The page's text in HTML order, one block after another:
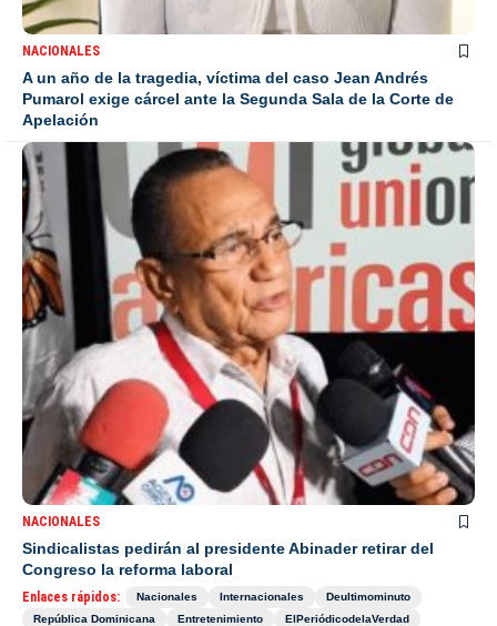
NACIONALES
A un año de la tragedia, víctima del caso Jean Andrés
Pumarol exige cárcel ante la Segunda Sala de la Corte de
Apelación
NACIONALES
Sindicalistas pedirán al presidente Abinader retirar del
Congreso la reforma laboral
Enlaces rápidos: Nacionales Internacionales
Deultimominuto
República Dominicana
Entretenimiento
ElPeriódicodelaVerdad